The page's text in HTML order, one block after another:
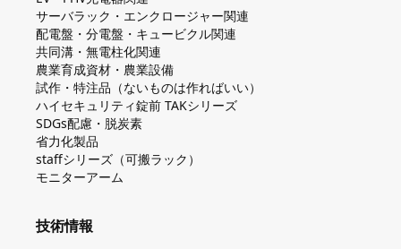
サーバラック・エンクロージャー関連
配電盤・分電盤・キュービクル関連
共同溝・無電柱化関連
農業育成資材・農業設備
試作・特注品（ないものは作ればいい）
ハイセキュリティ錠前 TAKシリーズ
SDGs配慮・脱炭素
省力化製品
staffシリーズ（可搬ラック）
モニターアーム
技術情報